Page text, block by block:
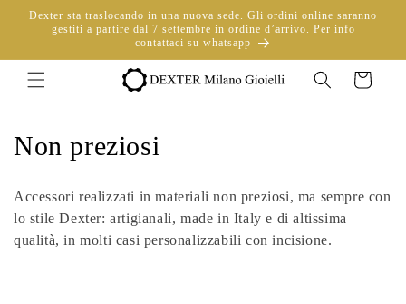
direttamente
ai contenuti
Dexter sta traslocando in una nuova sede. Gli ordini online saranno
gestiti a partire dal 7 settembre in ordine d’arrivo. Per info
contattaci su whatsapp
Carrello
C
l
l
Non preziosi
Accessori realizzati in materiali non preziosi, ma sempre con
lo stile Dexter: artigianali, made in Italy e di altissima
qualità, in molti casi personalizzabili con incisione.